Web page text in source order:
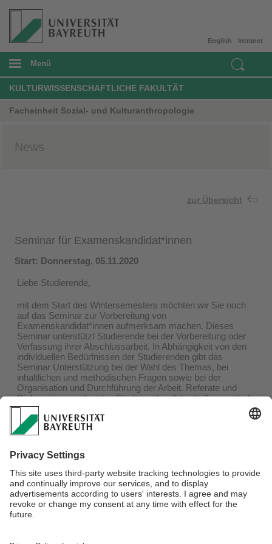
Intranet
English
Menü
KULTURWISSENSCHAFTLICHE FAKULTÄT
Facheinheit Sozial- und Kulturanthropologie
News
zur Übersicht
Seminar für Examenskandidat*innen
Start: Donnerstag, 05.11.2020
Liebe Studierende,
mit dem Start des Wintersemesters möchten wir Sie noch
auf das Seminar zur Vorbereitung von
Examenskandidat*innen aufmerksam machen. Dieses
Seminar unterstützt Studierende bei der Vorbereitung oder
Verfassung ihrer Abschlussarbeit. In Abhängigkeit von den
individuellen Bedürfnissen der Studierenden gibt das
Seminar Unterstützung bei der Wahl des Themas, bei
inhaltlichen und methodischen Fragen sowie bei der
Organisation und Durchführung der Arbeit. Referate und
Diskussionen sollen den Studierenden dabei helfen, zentrale
Elemente der Arbeit (Fragestellung, Ergebnisse etc.) zu
erarbeiten und gegebenenfalls zu präzisieren.
Ketzmerick und die Einführungssitzung findet diesen
Donnerstag (05.11.2020) ab 12.15 Uhr via Zoom statt. Falls
Sie daran Interesse haben, registrieren Sie sich gerne auf
derE-learning Plattform. Wir freuen uns auf interessierte
Studierende!